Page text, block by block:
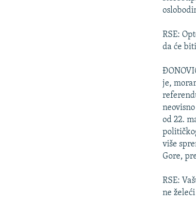
RSE:
da će
je,
od 22.
više
Gore,
RSE:
ne